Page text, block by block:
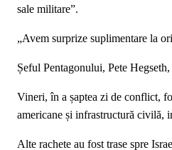
sale militare”.
„Avem surprize suplimentare la
Șeful Pentagonului, Pete
Vineri, în a șaptea zi de conflict,
americane și infrastructură civilă,
Alte rachete au fost trase spre